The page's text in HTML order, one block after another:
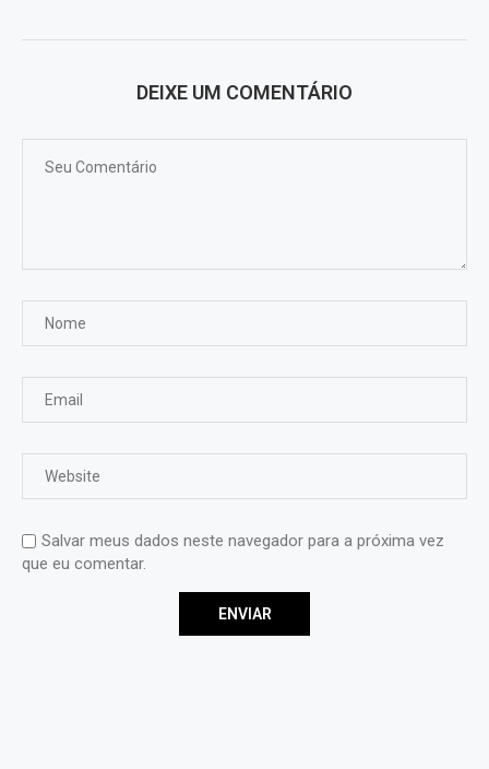
DEIXE UM COMENTÁRIO
Salvar meus dados neste navegador para a próxima vez
que eu comentar.